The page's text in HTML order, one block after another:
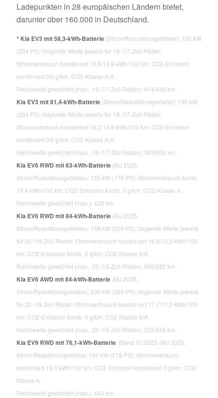
Ladepunkten in 28 europäischen Ländern bietet,
darunter über 160.000 in Deutschland.
* Kia EV3 mit 58,3-kWh-Batterie(Strom/Reduktionsgetriebe); 150 kW
(204 PS): folgende Werte jeweils für 19-/17-Zoll-Räder:
Stromverbrauch kombiniert 15,8/14,9 kWh/100 km; CO2-Emission
kombiniert 0/0 g/km; CO2-Klasse A/A.
Reichweite gewichtet (max., 19-/17-Zoll-Räder): 414/436 km.
Kia EV3 mit 81,4-kWh-Batterie(Strom/Reduktionsgetriebe); 150 kW
(204 PS): folgende Werte jeweils für 19-/17-Zoll-Räder:
Stromverbrauch kombiniert 16,2/14,9 kWh/100 km; CO2-Emission
kombiniert 0/0 g/km; CO2-Klasse A/A.
Reichweite gewichtet (max., 19-/17-Zoll-Räder): 563/605 km.
Kia EV6 RWD mit 63-kWh-Batterie(MJ 2025,
Strom/Reduktionsgetriebe); 125 kW (170 PS): Stromverbrauch komb.
16,4 kWh/100 km; CO2-Emission komb. 0 g/km; CO2-Klasse A.
Reichweite gewichtet (max.): 428 km.
Kia EV6 RWD mit 84-kWh-Batterie(MJ 2025,
Strom/Reduktionsgetriebe); 168 kW (229 PS); folgende Werte jeweils
für 20-/19-Zoll-Räder: Stromverbrauch kombiniert 16,9/15,9 kWh/100
km; CO2-Emission komb. 0 g/km; CO2-Klasse A/A.
Reichweite gewichtet (max., 20-/19-Zoll-Räder): 560/582 km.
Kia EV6 AWD mit 84-kWh-Batterie(MJ 2025,
Strom/Reduktionsgetriebe); 239 kW (325 PS); folgende Werte jeweils
für 20-/19-Zoll-Räder: Stromverbrauch kombiniert 17,7/17,0 kWh/100
km; CO2-Emission komb. 0 g/km; CO2-Klasse A/A.
Reichweite gewichtet (max., 20-/19-Zoll-Räder): 522/546 km.
Kia EV9 RWD mit 76,1-kWh-Batterie, Stand 01/2025 (MJ 2025,
Strom/Reduktionsgetriebe; 160 kW (218 PS): Stromverbrauch
kombiniert 19,5 kWh/100 km; CO2-Emission kombiniert 0 g/km; CO2-
Klasse A.
Reichweite gewichtet (max.): 443 km.